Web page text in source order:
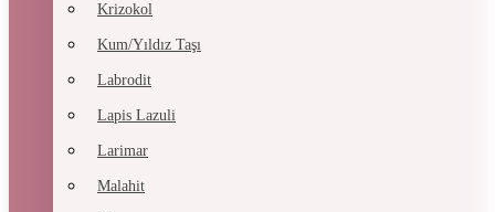
Krizokol
Kum/Yıldız Taşı
Labrodit
Lapis Lazuli
Larimar
Malahit